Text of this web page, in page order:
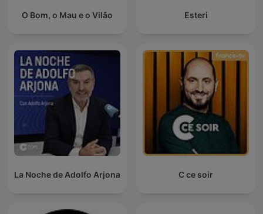
O Bom, o Mau e o Vilão Esteri
La Noche de Adolfo Arjona C ce soir